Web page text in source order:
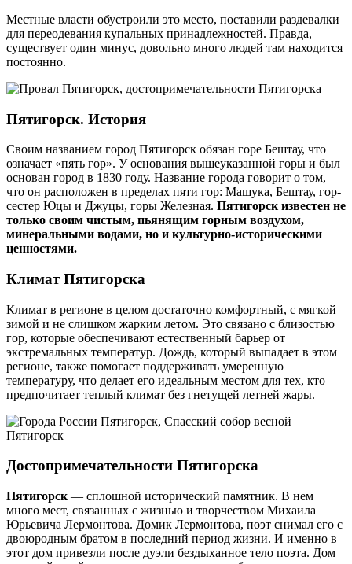
Местные власти обустроили это место, поставили раздевалки
для переодевания купальных принадлежностей. Правда,
существует один минус, довольно много людей там находится
постоянно.
Пятигорск. История
Своим названием город Пятигорск обязан горе Бештау, что
означает «пять гор». У основания вышеуказанной горы и был
основан город в 1830 году. Название города говорит о том,
что он расположен в пределах пяти гор: Машука, Бештау, гор-
сестер Юцы и Джуцы, горы Железная. Пятигорск известен не
только своим чистым, пьянящим горным воздухом,
минеральными водами, но и культурно-историческими
ценностями.
Климат Пятигорска
Климат в регионе в целом достаточно комфортный, с мягкой
зимой и не слишком жарким летом. Это связано с близостью
гор, которые обеспечивают естественный барьер от
экстремальных температур. Дождь, который выпадает в этом
регионе, также помогает поддерживать умеренную
температуру, что делает его идеальным местом для тех, кто
предпочитает теплый климат без гнетущей летней жары.
Достопримечательности Пятигорска
Пятигорск — сплошной исторический памятник. В нем
много мест, связанных с жизнью и творчеством Михаила
Юрьевича Лермонтова. Домик Лермонтова, поэт снимал его с
двоюродным братом в последний период жизни. И именно в
этот дом привезли после дуэли бездыханное тело поэта. Дом